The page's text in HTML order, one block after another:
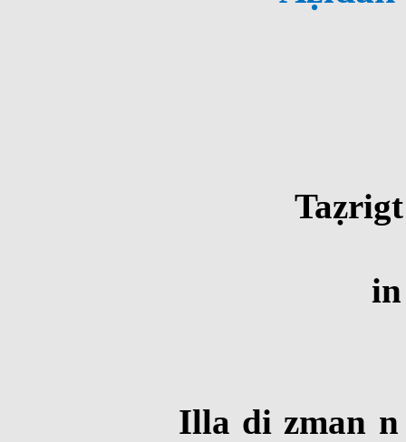
in
Illa di zman